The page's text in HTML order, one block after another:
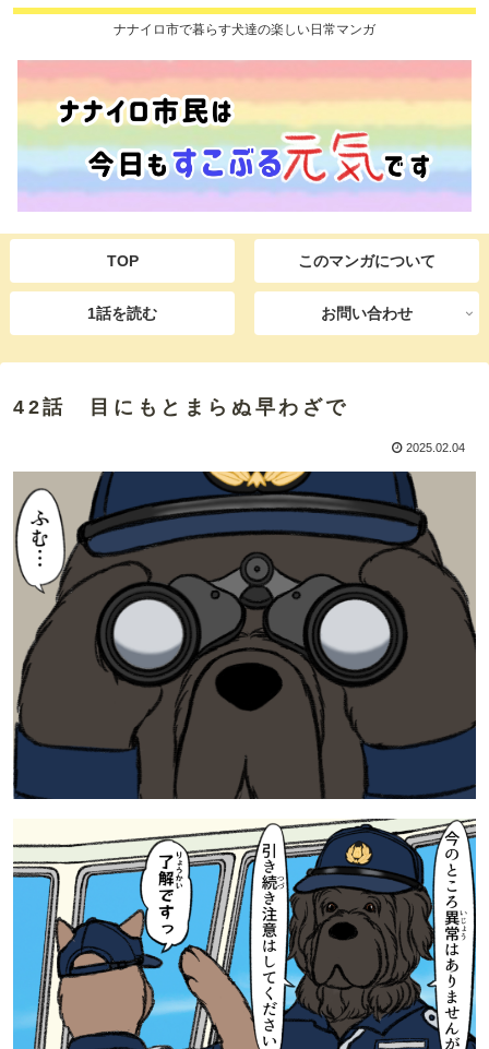
ナナイロ市で暮らす犬達の楽しい日常マンガ
TOP このマンガについて
1話を読む お問い合わせ
42話 目にもとまらぬ早わざで
2025.02.04